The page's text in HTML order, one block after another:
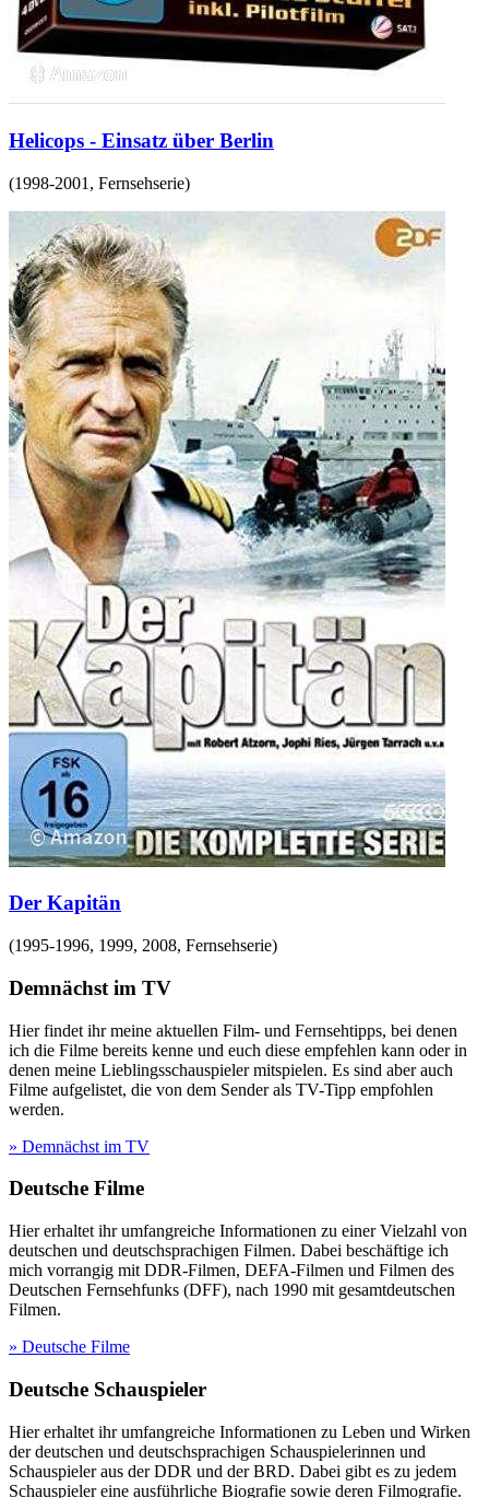
Helicops - Einsatz über Berlin
(1998-2001 , Fernsehserie)
Der Kapitän
(1995-1996, 1999, 2008, Fernsehserie)
Demnächst im TV
Hier findet ihr meine aktuellen Film- und Fernsehtipps, bei denen
ich die Filme bereits kenne und euch diese empfehlen kann oder in
denen meine Lieblingsschauspieler mitspielen. Es sind aber auch
Filme aufgelistet, die von dem Sender als TV-Tipp empfohlen
werden.
» Demnächst im TV
Deutsche Filme
Hier erhaltet ihr umfangreiche Informationen zu einer Vielzahl von
deutschen und deutschsprachigen Filmen. Dabei beschäftige ich
mich vorrangig mit DDR-Filmen, DEFA-Filmen und Filmen des
Deutschen Fernsehfunks (DFF), nach 1990 mit gesamtdeutschen
Filmen.
» Deutsche Filme
Deutsche Schauspieler
Hier erhaltet ihr umfangreiche Informationen zu Leben und Wirken
der deutschen und deutschsprachigen Schauspielerinnen und
Schauspieler aus der DDR und der BRD. Dabei gibt es zu jedem
Schauspieler eine ausführliche Biografie sowie deren Filmografie.